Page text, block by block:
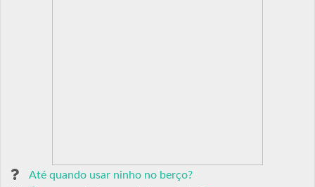
Até quando usar ninho no berço?